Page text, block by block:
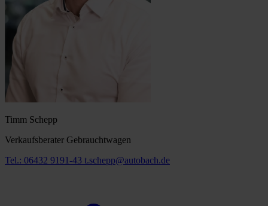
Timm Schepp
Verkaufsberater Gebrauchtwagen
Tel.: 06432 9191-43 t.schepp@autobach.de